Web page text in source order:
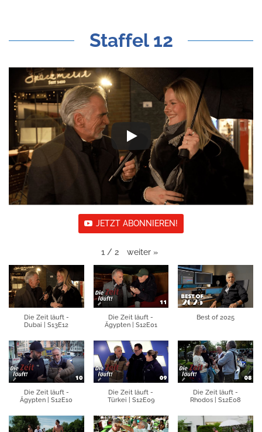
Staffel 12
JETZT ABONNIEREN!
1 / 2 weiter »
Die Zeit läuft -
Dubai | S13E12
Die Zeit läuft -
Ägypten | S12E01
Best of 2025
Die Zeit läuft -
Ägypten | S12E10
Die Zeit läuft -
Türkei | S12E09
Die Zeit läuft -
Rhodos | S12E08